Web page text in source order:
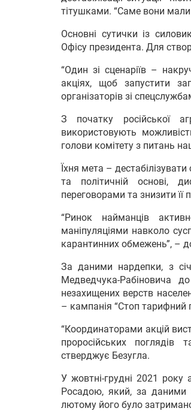
тітушками. “Саме вони
Основні сутички із
Офісу президента. Для
“Один зі сценаріїв –
акціях, щоб запустити
організаторів зі
З початку російської
використовують
голови комітету з питань
Їхня мета –
та політичній основі,
переговорами та знизити її
“Ринок найманців
маніпуляціями навколо
карантинних обмежень”, –
За даними нардепки, з
Медведчука-Рабіновича
незахищених верств
– кампанія “Стоп тарифний
“Координаторами акцій
проросійських поглядів
стверджує Безугла.
У жовтні-грудні 2021 року
Росадою, який, за даними
лютому його було